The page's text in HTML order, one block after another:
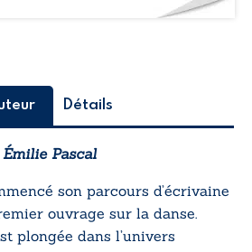
Détails
Émilie Pascal
son parcours d’écrivaine
ouvrage sur la danse.
plongée dans l’univers